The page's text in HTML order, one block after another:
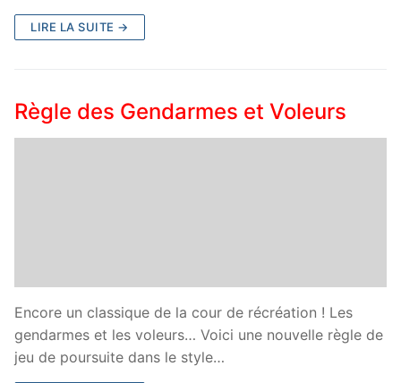
LIRE LA SUITE →
Règle des Gendarmes et Voleurs
Encore un classique de la cour de récréation ! Les
gendarmes et les voleurs… Voici une nouvelle règle de
jeu de poursuite dans le style…